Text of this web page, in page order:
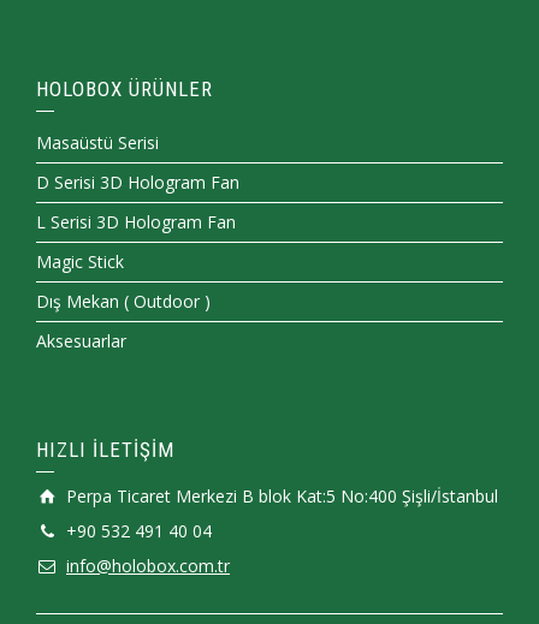
HOLOBOX ÜRÜNLER
Masaüstü Serisi
D Serisi 3D Hologram Fan
L Serisi 3D Hologram Fan
Magic Stick
Dış Mekan ( Outdoor )
Aksesuarlar
HIZLI İLETİŞİM
Perpa Ticaret Merkezi B blok Kat:5 No:400 Şişli/İstanbul
+90 532 491 40 04
info@holobox.com.tr